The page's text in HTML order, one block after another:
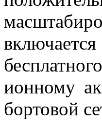
ионному
бортовой